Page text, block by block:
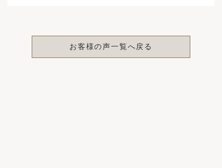
お客様の声一覧へ戻る